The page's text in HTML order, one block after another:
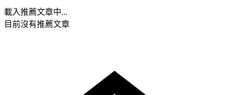
載入推薦文章中...
目前沒有推薦文章